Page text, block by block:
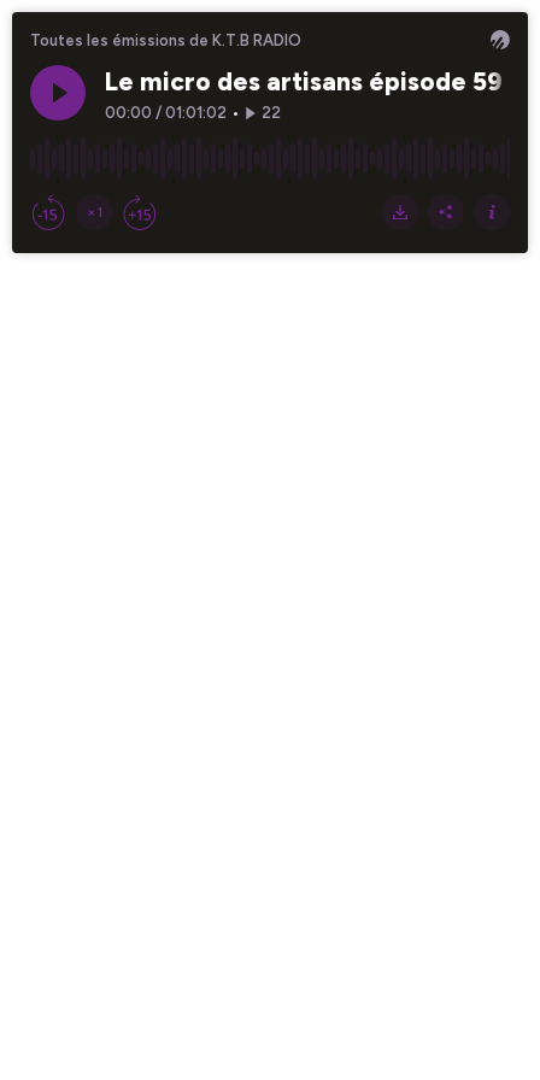
Toutes les émissions de K.T.B RADIO
Le micro des artisans épisode 59
00:00 / 01:01:02 • 22
×1